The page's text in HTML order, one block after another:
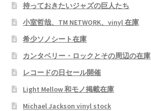
持っておきたいジャズの巨人たち
小室哲哉、TM NETWORK、vinyl 在庫
希少ソノシート在庫
カンタベリー・ロックとその周辺の在庫
レコードの日セール開催
Light Mellow 和モノ掲載在庫
Michael Jackson vinyl stock